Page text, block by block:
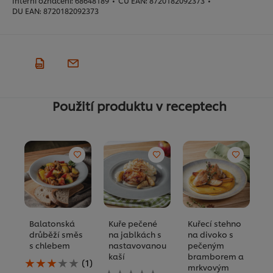
DU EAN: 8720182092373
Použití produktu v receptech
Balatonská
drůběží směs
s chlebem
Průměrné
hodnocení
(1)
Kuře pečené
na jablkách s
nastavovanou
kaší
Pro
Kuřecí stehno
na divoko s
pečeným
bramborem a
mrkvovým